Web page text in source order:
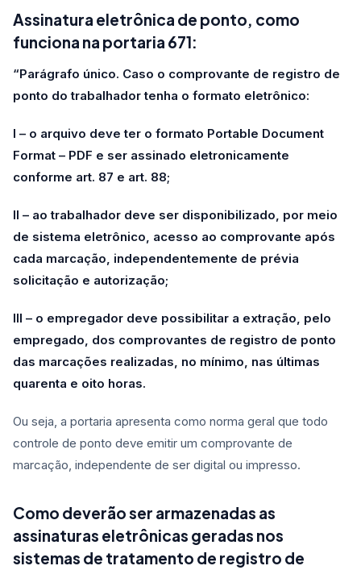
Assinatura eletrônica de ponto, como
funciona na portaria 671:
“Parágrafo único. Caso o comprovante de registro de
ponto do trabalhador tenha o formato eletrônico:
I – o arquivo deve ter o formato Portable Document
Format – PDF e ser assinado eletronicamente
conforme art. 87 e art. 88;
II – ao trabalhador deve ser disponibilizado, por meio
de sistema eletrônico, acesso ao comprovante após
cada marcação, independentemente de prévia
solicitação e autorização;
III – o empregador deve possibilitar a extração, pelo
empregado, dos comprovantes de registro de ponto
das marcações realizadas, no mínimo, nas últimas
quarenta e oito horas.
Ou seja, a portaria apresenta como norma geral que todo
controle de ponto deve emitir um comprovante de
marcação, independente de ser digital ou impresso.
Como deverão ser armazenadas as
assinaturas eletrônicas geradas nos
sistemas de tratamento de registro de